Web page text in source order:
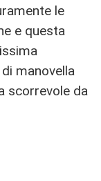
le
e questa
manovella
scorrevole da